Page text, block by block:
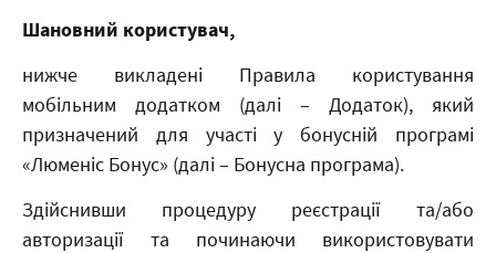
Шановний користувач,
нижче викладені Правила користування
мобільним додатком (далі – Додаток), який
призначений для участі у бонусній програмі
«Люменіс Бонус» (далі – Бонусна програма).
Здійснивши процедуру реєстрації та/або
авторизації та починаючи використовувати